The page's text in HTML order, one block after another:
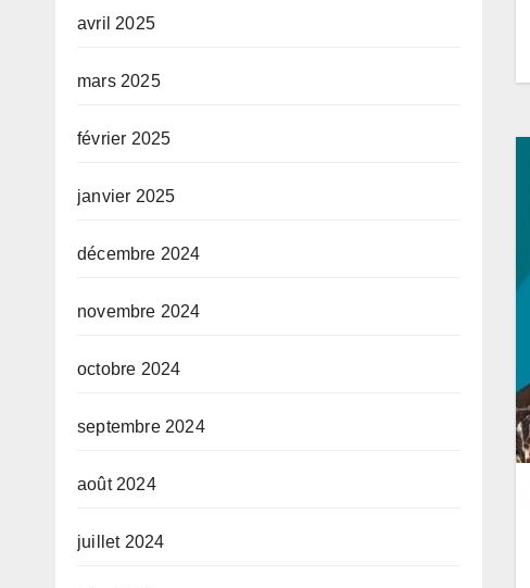
avril 2025
mars 2025
février 2025
janvier 2025
décembre 2024
novembre 2024
octobre 2024
septembre 2024
août 2024
juillet 2024